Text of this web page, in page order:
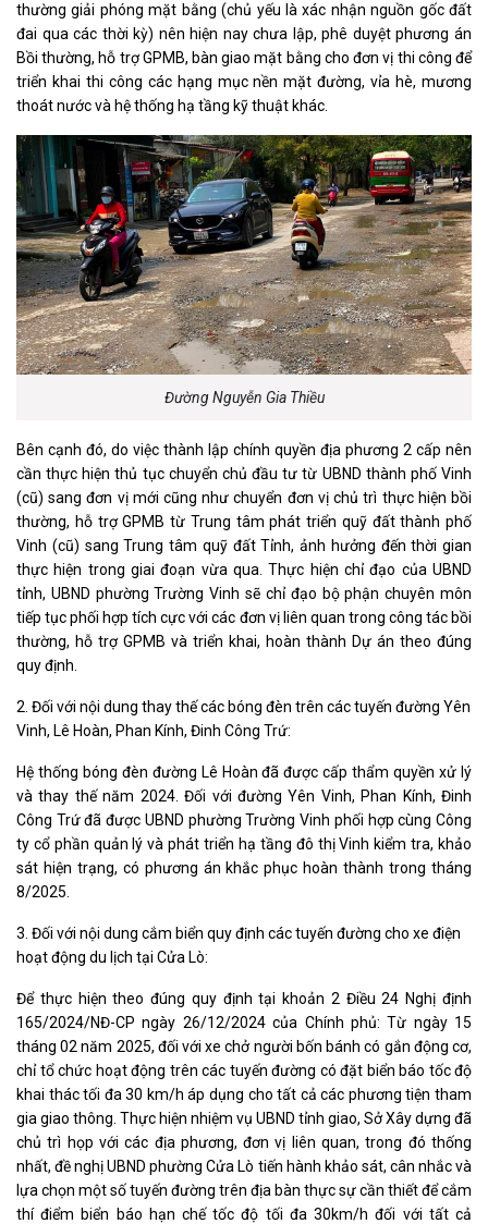
thường giải phóng mặt bằng (chủ yếu là xác nhận nguồn gốc đất
đai qua các thời kỳ) nên hiện nay chưa lập, phê duyệt phương án
Bồi thường, hỗ trợ GPMB, bàn giao mặt bằng cho đơn vị thi công để
triển khai thi công các hạng mục nền mặt đường, vỉa hè, mương
thoát nước và hệ thống hạ tầng kỹ thuật khác.
Đường Nguyễn Gia Thiều
Bên cạnh đó, do việc thành lập chính quyền địa phương 2 cấp nên
cần thực hiện thủ tục chuyển chủ đầu tư từ UBND thành phố Vinh
(cũ) sang đơn vị mới cũng như chuyển đơn vị chủ trì thực hiện bồi
thường, hỗ trợ GPMB từ Trung tâm phát triển quỹ đất thành phố
Vinh (cũ) sang Trung tâm quỹ đất Tỉnh, ảnh hưởng đến thời gian
thực hiện trong giai đoạn vừa qua. Thực hiện chỉ đạo của UBND
tỉnh, UBND phường Trường Vinh sẽ chỉ đạo bộ phận chuyên môn
tiếp tục phối hợp tích cực với các đơn vị liên quan trong công tác bồi
thường, hỗ trợ GPMB và triển khai, hoàn thành Dự án theo đúng
quy định.
2. Đối với nội dung thay thế các bóng đèn trên các tuyến đường Yên
Vinh, Lê Hoàn, Phan Kính, Đinh Công Trứ:
Hệ thống bóng đèn đường Lê Hoàn đã được cấp thẩm quyền xử lý
và thay thế năm 2024. Đối với đường Yên Vinh, Phan Kính, Đinh
Công Trứ đã được UBND phường Trường Vinh phối hợp cùng Công
ty cổ phần quản lý và phát triển hạ tầng đô thị Vinh kiểm tra, khảo
sát hiện trạng, có phương án khắc phục hoàn thành trong tháng
8/2025.
3. Đối với nội dung cắm biển quy định các tuyến đường cho xe điện
hoạt động du lịch tại Cửa Lò:
Để thực hiện theo đúng quy định tại khoản 2 Điều 24 Nghị định
165/2024/NĐ-CP ngày 26/12/2024 của Chính phủ: Từ ngày 15
tháng 02 năm 2025, đối với xe chở người bốn bánh có gắn động cơ,
chỉ tổ chức hoạt động trên các tuyến đường có đặt biển báo tốc độ
khai thác tối đa 30 km/h áp dụng cho tất cả các phương tiện tham
gia giao thông. Thực hiện nhiệm vụ UBND tỉnh giao, Sở Xây dựng đã
chủ trì họp với các địa phương, đơn vị liên quan, trong đó thống
nhất, đề nghị UBND phường Cửa Lò tiến hành khảo sát, cân nhắc và
lựa chọn một số tuyến đường trên địa bàn thực sự cần thiết để cắm
thí điểm biển báo hạn chế tốc độ tối đa 30km/h đối với tất cả